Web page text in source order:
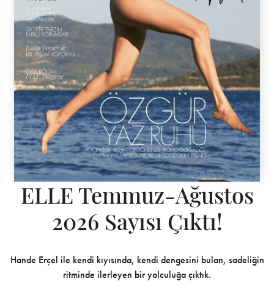
ELLE Temmuz-Ağustos
2026 Sayısı Çıktı!
Hande Erçel ile kendi kıyısında, kendi dengesini bulan, sadeliğin
ritminde ilerleyen bir yolculuğa çıktık.